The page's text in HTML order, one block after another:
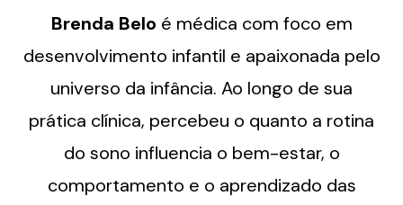
Brenda Belo é médica com foco em
desenvolvimento infantil e apaixonada pelo
universo da infância. Ao longo de sua
prática clínica, percebeu o quanto a rotina
do sono influencia o bem-estar, o
comportamento e o aprendizado das